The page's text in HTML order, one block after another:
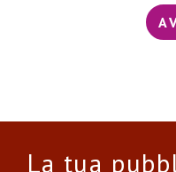
La tua